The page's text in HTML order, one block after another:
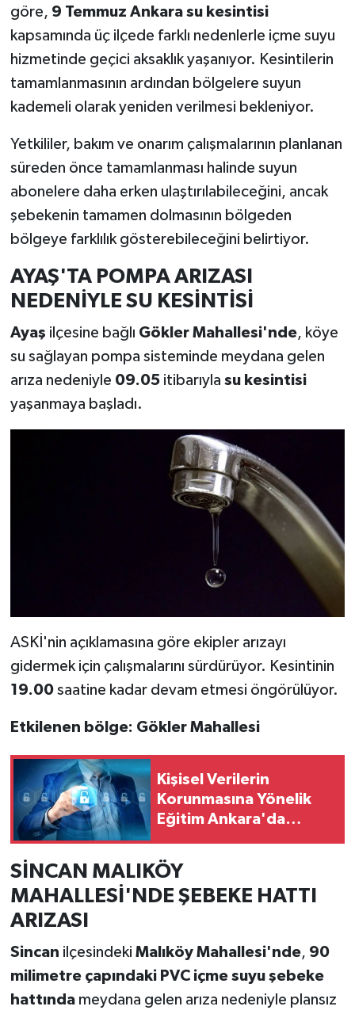
göre, 9 Temmuz Ankara su kesintisi
kapsamında üç ilçede farklı nedenlerle içme suyu
hizmetinde geçici aksaklık yaşanıyor. Kesintilerin
tamamlanmasının ardından bölgelere suyun
kademeli olarak yeniden verilmesi bekleniyor.
Yetkililer, bakım ve onarım çalışmalarının planlanan
süreden önce tamamlanması halinde suyun
abonelere daha erken ulaştırılabileceğini, ancak
şebekenin tamamen dolmasının bölgeden
bölgeye farklılık gösterebileceğini belirtiyor.
AYAŞ'TA POMPA ARIZASI
NEDENİYLE SU KESİNTİSİ
Ayaş ilçesine bağlı Gökler Mahallesi'nde, köye
su sağlayan pompa sisteminde meydana gelen
arıza nedeniyle 09.05itibarıyla su kesintisi
yaşanmaya başladı.
ASKİ'nin açıklamasına göre ekipler arızayı
gidermek için çalışmalarını sürdürüyor. Kesintinin
19.00saatine kadar devam etmesi öngörülüyor.
Etkilenen bölge: Gökler Mahallesi
Kişisel Verilerin
Korunmasına Yönelik
Eğitim Ankara'da
SİNCAN MALIKÖY
MAHALLESİ'NDE ŞEBEKE HATTI
ARIZASI
Sincan ilçesindeki Malıköy Mahallesi'nde, 90
milimetre çapındaki PVC içme suyu şebeke
hattındameydana gelen arıza nedeniyle plansız